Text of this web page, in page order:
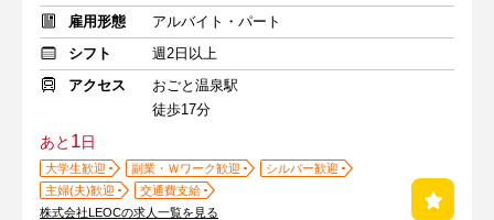
雇用形態
アルバイト・パート
シフト
週2日以上
アクセス
おごと温泉駅
徒歩17分
あと 1日
大学生歓迎 副業・Ｗワーク歓迎
シルバー歓迎
主婦(夫)歓迎
交通費支給
株式会社LEOCの求人一覧を見る